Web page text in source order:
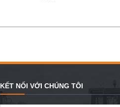
KẾT NỐI VỚI CHÚNG TÔI